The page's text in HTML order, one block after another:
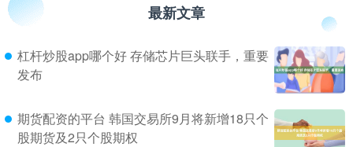
最新文章
杠杆炒股app哪个好 存储芯片巨头联手，重要
发布
期货配资的平台 韩国交易所9月将新增18只个
股期货及2只个股期权